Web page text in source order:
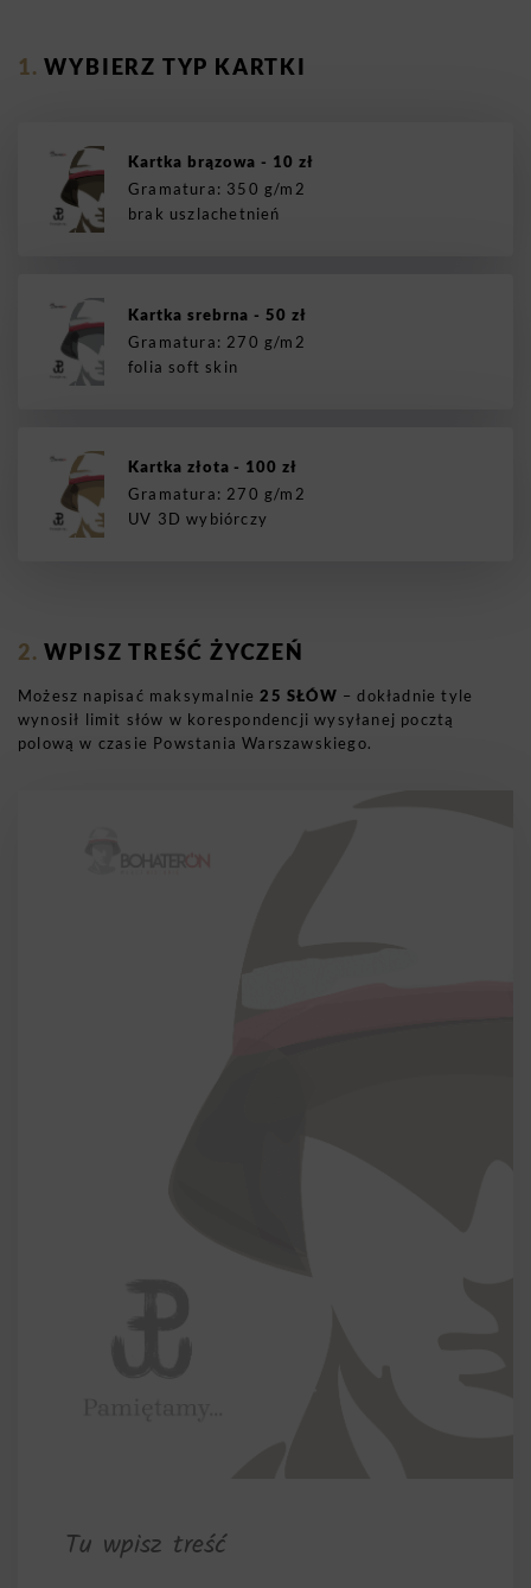
WYBIERZ TYP KARTKI
Kartka brązowa - 10 zł
Gramatura: 350 g/m2
brak uszlachetnień
Kartka srebrna - 50 zł
Gramatura: 270 g/m2
folia soft skin
Kartka złota - 100 zł
Gramatura: 270 g/m2
UV 3D wybiórczy
WPISZ TREŚĆ ŻYCZEŃ
Możesz napisać maksymalnie25 SŁÓW – dokładnie tyle
wynosił limit słów w korespondencji wysyłanej pocztą
polową w czasie Powstania Warszawskiego.